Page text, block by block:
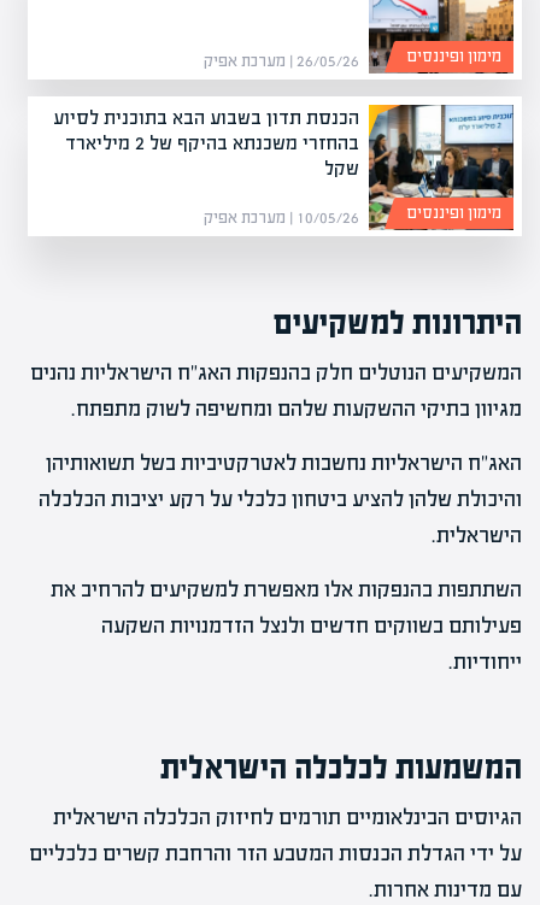
26/05/26 | מערכת אפיק מימון ופיננסים
הכנסת תדון בשבוע הבא בתוכנית לסיוע
בהחזרי משכנתא בהיקף של 2 מיליארד
שקל
10/05/26 | מערכת אפיק מימון ופיננסים
היתרונות למשקיעים
המשקיעים הנוטלים חלק בהנפקות האג"ח הישראליות נהנים
מגיוון בתיקי ההשקעות שלהם ומחשיפה לשוק מתפתח.
האג"ח הישראליות נחשבות לאטרקטיביות בשל תשואותיהן
והיכולת שלהן להציע ביטחון כלכלי על רקע יציבות הכלכלה
הישראלית.
השתתפות בהנפקות אלו מאפשרת למשקיעים להרחיב את
פעילותם בשווקים חדשים ולנצל הזדמנויות השקעה
ייחודיות.
המשמעות לכלכלה הישראלית
הגיוסים הבינלאומיים תורמים לחיזוק הכלכלה הישראלית
על ידי הגדלת הכנסות המטבע הזר והרחבת קשרים כלכליים
עם מדינות אחרות.